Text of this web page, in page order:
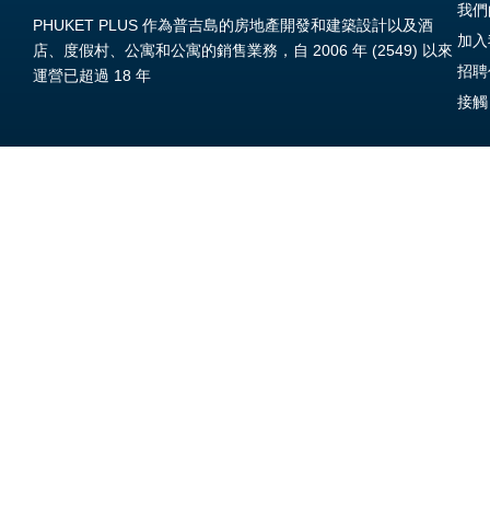
PHUKET PLUS 作為普吉島的房地產開發和建築設計以及酒
店、度假村、公寓和公寓的銷售業務，自 2006 年 (2549) 以來
運營已超過 18 年
我
加
招
接觸